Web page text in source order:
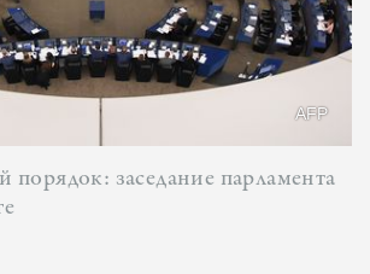
AFP
заседание парламента